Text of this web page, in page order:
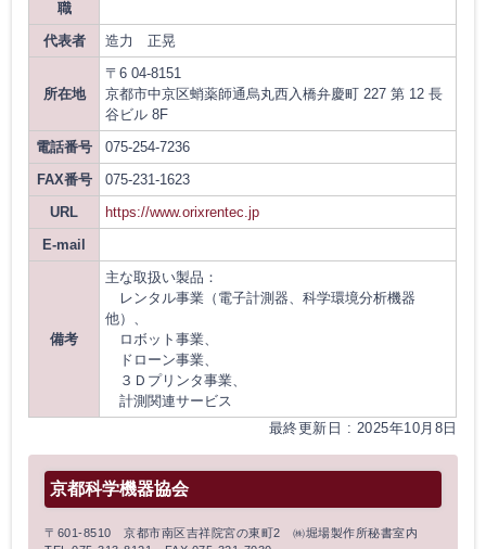
職
代表者 造力 正晃
所在地
〒6 04-8151
京都市中京区蛸薬師通烏丸西入橋弁慶町 227 第 12 長
谷ビル 8F
電話番号
075-254-7236
FAX番号
075-231-1623
URL
https://www.orixrentec.jp
E-mail
備考
主な取扱い製品：
レンタル事業（電子計測器、科学環境分析機器
他）、
ロボット事業、
ドローン事業、
３Ｄプリンタ事業、
計測関連サービス
最終更新日 : 2025年10月8日
京都科学機器協会
〒601-8510 京都市南区吉祥院宮の東町2 ㈱堀場製作所秘書室内